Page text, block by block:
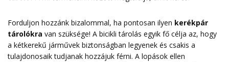
Forduljon hozzánk bizalommal, ha pontosan ilyen kerékpár
tárolókra van szüksége! A bicikli tárolás egyik fő célja az, hogy
a kétkerekű járművek biztonságban legyenek és csakis a
tulajdonosaik tudjanak hozzájuk férni. A lopások ellen